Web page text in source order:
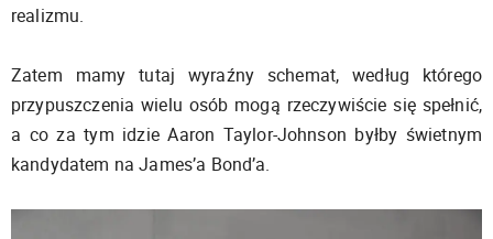
realizmu.
Zatem mamy tutaj wyraźny schemat, według którego
przypuszczenia wielu osób mogą rzeczywiście się spełnić,
a co za tym idzie Aaron Taylor-Johnson byłby świetnym
kandydatem na James’a Bond’a.